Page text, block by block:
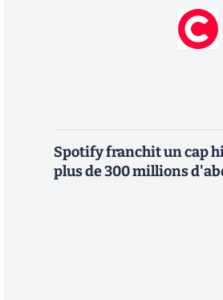
Spotify franchit un cap
plus de 300 millions